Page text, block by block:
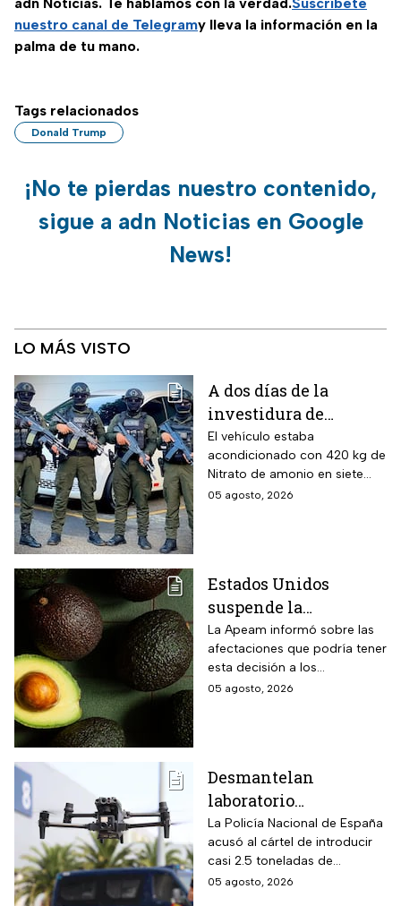
nuestro canal de Telegramy lleva la información en la
palma de tu mano.
Tags relacionados
Donald Trump
¡No te pierdas nuestro contenido,
sigue a adn Noticias en Google
News!
LO MÁS VISTO
A dos días de la
investidura de
Abelardo de la
Espriella, desactivan
autobús bomba cerca
de Cali
El vehículo estaba
acondicionado con 420 kg de
Nitrato de amonio en siete
cilindros y presuntamente lo
05 agosto, 2026
Estados Unidos
suspende la
importación de
aguacate de
Michoacán por alerta
de seguridad
La Apeam informó sobre las
afectaciones que podría tener
esta decisión a los
trabajadores y la industria
05 agosto, 2026
Desmantelan
laboratorio
clandestino del CJNG
en Cataluña, España;
detienen a 13
personas
La Policía Nacional de España
acusó al cártel de introducir
casi 2.5 toneladas de
metanfetaminas procedente
05 agosto, 2026